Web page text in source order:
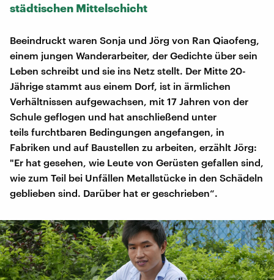
städtischen Mittelschicht
Beeindruckt waren Sonja und Jörg von Ran Qiaofeng,
einem jungen Wanderarbeiter, der Gedichte über sein
Leben schreibt und sie ins Netz stellt. Der Mitte 20-
Jährige stammt aus einem Dorf, ist in ärmlichen
Verhältnissen aufgewachsen, mit 17 Jahren von der
Schule geflogen und hat anschließend unter
teils furchtbaren Bedingungen angefangen, in
Fabriken und auf Baustellen zu arbeiten, erzählt Jörg:
"Er hat gesehen, wie Leute von Gerüsten gefallen sind,
wie zum Teil bei Unfällen Metallstücke in den Schädeln
geblieben sind. Darüber hat er geschrieben“.